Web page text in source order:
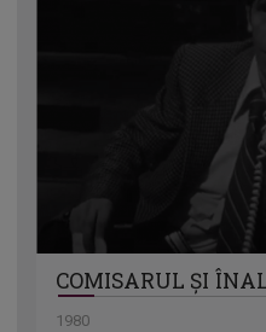
COMISARUL ȘI
1980